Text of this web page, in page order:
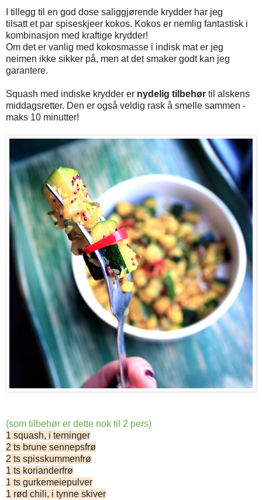
I tillegg til en god dose saliggjørende krydder har jeg
tilsatt et par spiseskjeer kokos. Kokos er nemlig fantastisk i
kombinasjon med kraftige krydder!
Om det er vanlig med kokosmasse i indisk mat er jeg
neimen ikke sikker på, men at det smaker godt kan jeg
garantere.
Squash med indiske krydder er nydelig tilbehør til alskens
middagsretter. Den er også veldig rask å smelle sammen -
maks 10 minutter!
(som tilbehør er dette nok til 2 pers)
1 squash, i terninger
2 ts brune sennepsfrø
2 ts spisskummenfrø
1 ts korianderfrø
1 ts gurkemeiepulver
1 rød chili, i tynne skiver